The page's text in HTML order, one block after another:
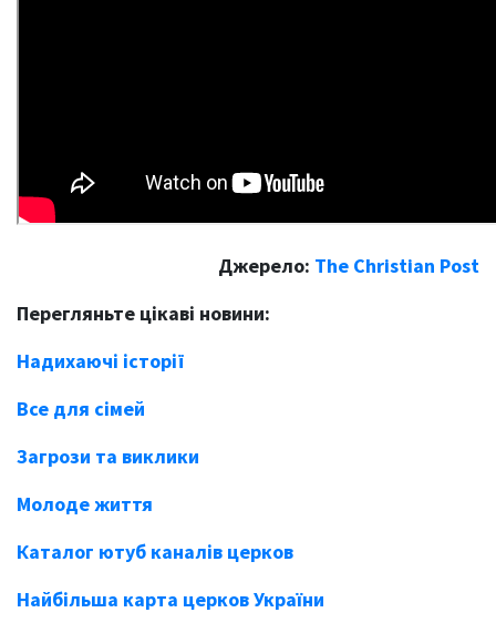
Джерело: The Christian Post
Перегляньте цікаві новини:
Надихаючі історії
Все для сімей
Загрози та виклики
Молоде життя
Каталог ютуб каналів церков
Найбільша карта церков України